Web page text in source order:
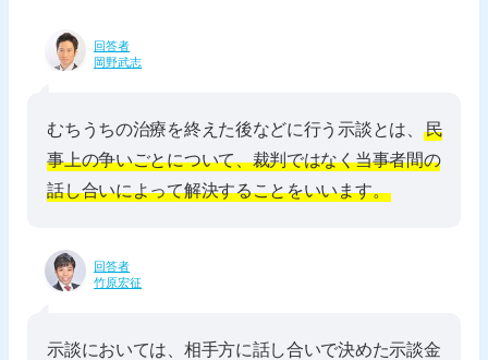
回答者
岡野武志
むちうちの治療を終えた後などに行う示談とは、
民
事上の争いごとについて、裁判ではなく当事者間の
話し合いによって解決することをいいます。
回答者
竹原宏征
示談においては、相手方に話し合いで決めた示談金